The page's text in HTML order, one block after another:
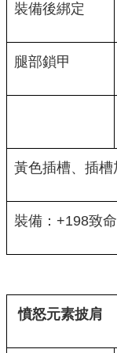
裝備後綁定
腿部鎖甲
黃色插槽、插
裝備：+198致
憤怒元素披肩